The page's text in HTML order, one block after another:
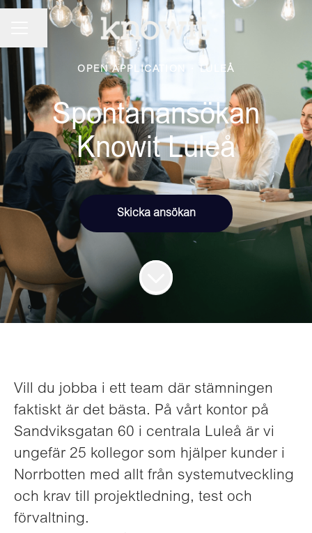
KARRIÄRMENY
Dela sidan
OPEN APPLICATION LULEÅ
Spontanansökan
Knowit Luleå
Skicka ansökan
Vill du jobba i ett team där stämningen
faktiskt är det bästa. På vårt kontor på
Sandviksgatan 60 i centrala Luleå är vi
ungefär 25 kollegor som hjälper kunder i
Norrbotten med allt från systemutveckling
och krav till projektledning, test och
förvaltning.